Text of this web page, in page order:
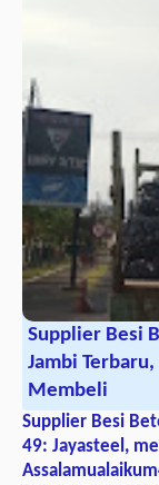
Supplier Besi
Jambi
Membeli
Supplier Besi
49: Jayasteel,